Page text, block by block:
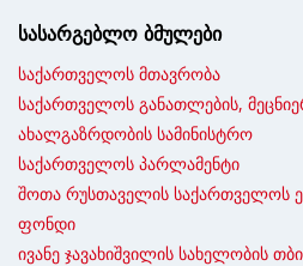
სასარგებლო ბმულები
საქართველოს მთავრობა
საქართველოს განათლების,
ახალგაზრდობის სამინისტრო
საქართველოს პარლამენტი
შოთა რუსთაველის საქართველოს
ფონდი
ივანე ჯავახიშვილის სახელობის